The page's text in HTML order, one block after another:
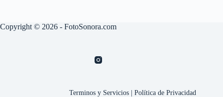
Copyright © 2026 - FotoSonora.com
Terminos y Servicios |Política de Privacidad